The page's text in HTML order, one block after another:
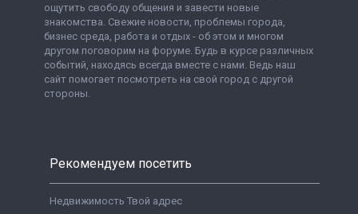
ощутить свободу общения и завести новые
знакомства. Свежие новости, проблемы города,
бизнес среда, работа и отдых - об этом и многом
другом поговорим на форуме. Будь в курсе различных
событий, находясь всегда вместе с нами. Ведь наш
сайт помогает посмотреть на свой город с другой
стороны.
Рекомендуем посетить
Недвижимость Твой адрес